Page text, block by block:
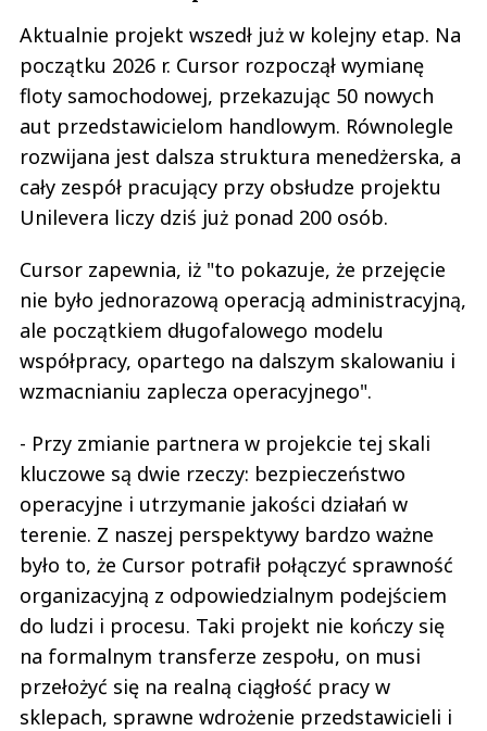
Aktualnie projekt wszedł już w kolejny etap. Na
początku 2026 r. Cursor rozpoczął wymianę
floty samochodowej, przekazując 50 nowych
aut przedstawicielom handlowym. Równolegle
rozwijana jest dalsza struktura menedżerska, a
cały zespół pracujący przy obsłudze projektu
Unilevera liczy dziś już ponad 200 osób.
Cursor zapewnia, iż "to pokazuje, że przejęcie
nie było jednorazową operacją administracyjną,
ale początkiem długofalowego modelu
współpracy, opartego na dalszym skalowaniu i
wzmacnianiu zaplecza operacyjnego".
- Przy zmianie partnera w projekcie tej skali
kluczowe są dwie rzeczy: bezpieczeństwo
operacyjne i utrzymanie jakości działań w
terenie. Z naszej perspektywy bardzo ważne
było to, że Cursor potrafił połączyć sprawność
organizacyjną z odpowiedzialnym podejściem
do ludzi i procesu. Taki projekt nie kończy się
na formalnym transferze zespołu, on musi
przełożyć się na realną ciągłość pracy w
sklepach, sprawne wdrożenie przedstawicieli i